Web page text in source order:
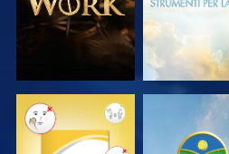
GUARDA GUARDA